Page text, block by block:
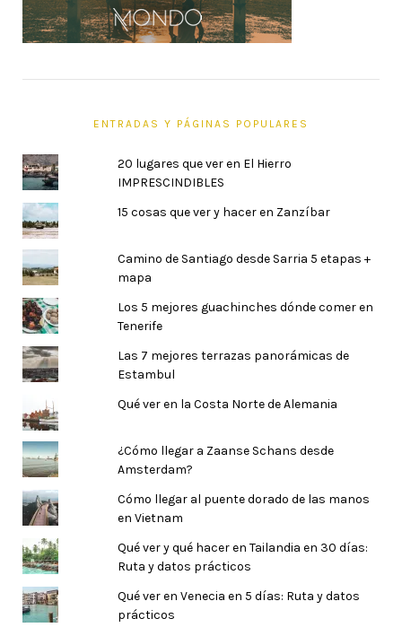
ENTRADAS Y PÁGINAS POPULARES
20 lugares que ver en El Hierro
IMPRESCINDIBLES
15 cosas que ver y hacer en Zanzíbar
Camino de Santiago desde Sarria 5 etapas +
mapa
Los 5 mejores guachinches dónde comer en
Tenerife
Las 7 mejores terrazas panorámicas de
Estambul
Qué ver en la Costa Norte de Alemania
¿Cómo llegar a Zaanse Schans desde
Amsterdam?
Cómo llegar al puente dorado de las manos
en Vietnam
Qué ver y qué hacer en Tailandia en 30 días:
Ruta y datos prácticos
Qué ver en Venecia en 5 días: Ruta y datos
prácticos